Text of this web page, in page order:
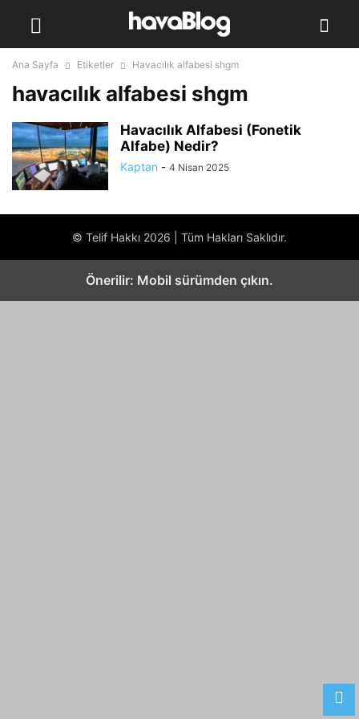
Ana Sayfa Etiketler Havacılık alfabesi shgm
havacılık alfabesi shgm
Havacılık Alfabesi (Fonetik
Alfabe) Nedir?
Kaptan - 4 Nisan 2025
© Telif Hakkı 2026 | Tüm Hakları Saklıdır.
Önerilir: Mobil sürümden çıkın.